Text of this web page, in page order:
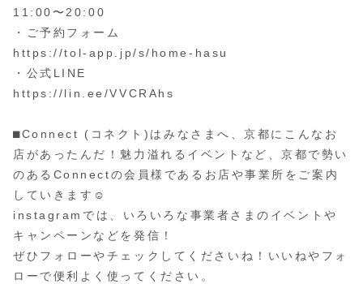
11:00〜20:00
・ご予約フォーム
https://tol-app.jp/s/home-hasu
・公式LINE
https://lin.ee/VVCRAhs
⬛︎Connect (コネクト)はみなさまへ、京都にこんなお
店があったんだ！魅力溢れるイベントなど、京都で勢い
のあるConnectの会員様であるお店や事業所をご案内
していきます☺️
instagramでは、いろいろな事業者さまのイベントや
キャンペーンなどを発信！
ぜひフォローやチェックしてくださいね！いいねやフォ
ローで便利よく使ってください。